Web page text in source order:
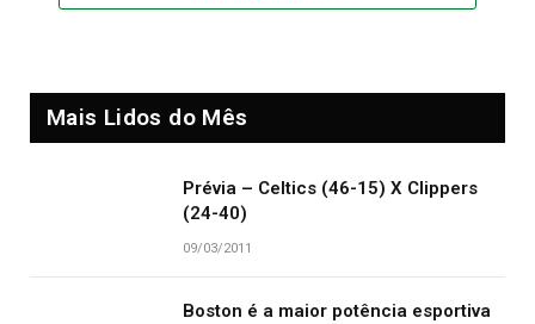
Mais Lidos do Mês
Prévia – Celtics (46-15) X Clippers
(24-40)
09/03/2011
Boston é a maior potência esportiva